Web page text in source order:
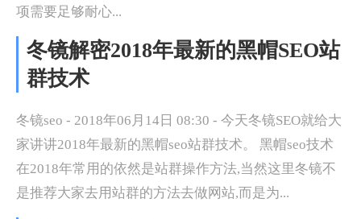
项需要足够耐心...
冬镜解密2018年最新的黑帽SEO站
群技术
冬镜seo - 2018年06月14日 08:30 - 今天冬镜SEO就给大
家讲讲2018年最新的黑帽seo站群技术。 黑帽seo技术
在2018年常用的依然是站群操作方法,当然这里冬镜不
是推荐大家去用站群的方法去做网站,而是为...